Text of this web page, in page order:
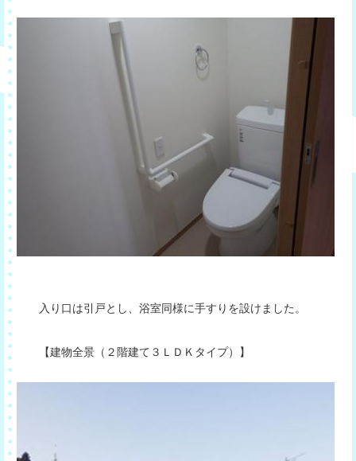
入り口は引戸とし、浴室同様に手すりを設けました。
【建物全景（２階建て３ＬＤＫタイプ）】